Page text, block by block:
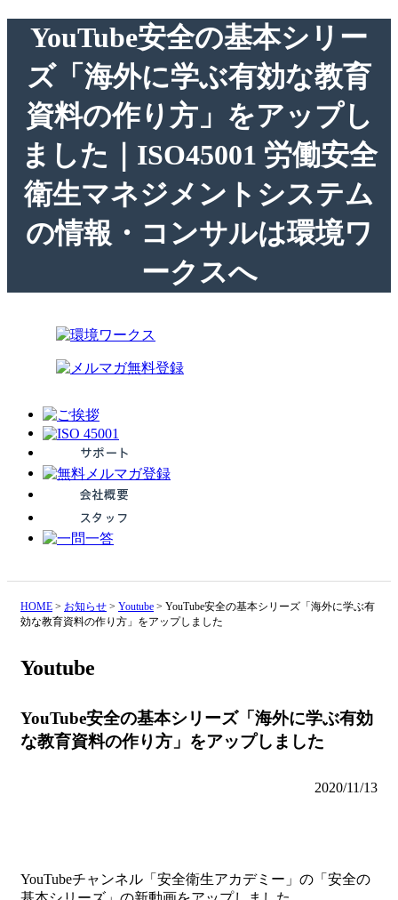
YouTube安全の基本シリー
ズ「海外に学ぶ有効な教育
資料の作り方」をアップし
ました｜ISO45001 労働安全
衛生マネジメントシステム
の情報・コンサルは環境ワ
ークスへ
HOME > お知らせ > Youtube > YouTube安全の基本シリーズ「海外に学ぶ有
効な教育資料の作り方」をアップしました
Youtube
YouTube安全の基本シリーズ「海外に学ぶ有効
な教育資料の作り方」をアップしました
2020/11/13
YouTubeチャンネル「安全衛生アカデミー」の「安全の